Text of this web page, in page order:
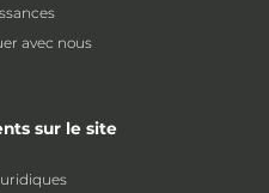
avec nous
sur le site